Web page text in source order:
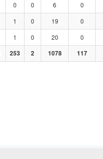
0 0 6 0
1 0 19 0
1 0 20 0
253 2 1078 117